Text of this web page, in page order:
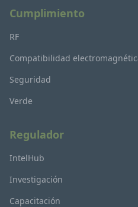
Cumplimiento
RF
Compatibilidad
Seguridad
Verde
Regulador
IntelHub
Investigación
Capacitación